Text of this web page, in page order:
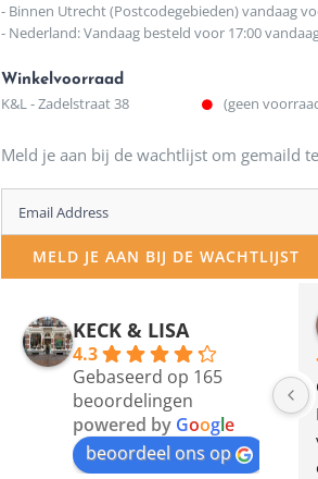
- Binnen Utrecht (Postcodegebieden) vandaag
- Nederland: Vandaag besteld voor 17:00
Winkelvoorraad
K&L - Zadelstraat 38 (geen
Meld je aan bij de wachtlijst om gemaild
Enter
your
email
MELD JE AAN BIJ DE WACHTLIJST
KECK & LISA
4.3
Gebaseerd op 165
beoordelingen
powered by Google
beoordeel ons op
12 maanden geleden
Waarom in hemelsnaam
de woonwinkel op de
klippen  laten lopen? Waar
moeten nu de design